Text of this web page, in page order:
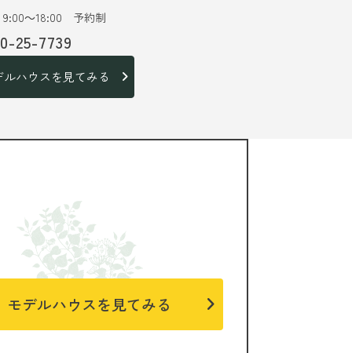
9:00～18:00 予約制
25-7739
ルハウスを見てみる
モデルハウスを見てみる